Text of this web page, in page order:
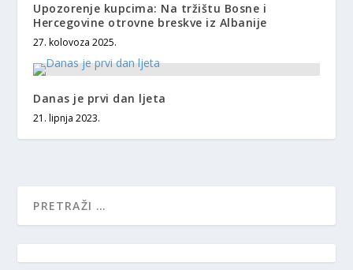
Upozorenje kupcima: Na tržištu Bosne i
Hercegovine otrovne breskve iz Albanije
27. kolovoza 2025.
Danas je prvi dan ljeta
21. lipnja 2023.